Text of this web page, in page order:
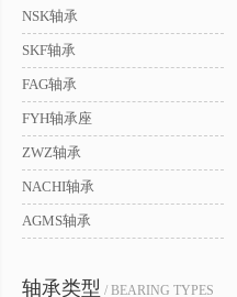
NSK轴承
SKF轴承
FAG轴承
FYH轴承座
ZWZ轴承
NACHI轴承
AGMS轴承
轴承类型 / BEARING TYPES